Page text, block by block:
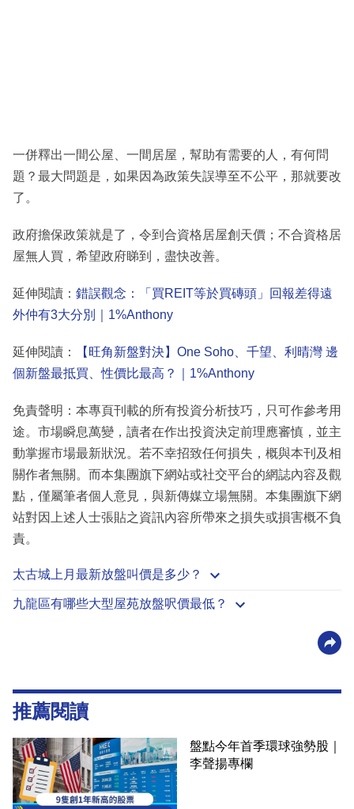
一併釋出一間公屋、一間居屋，幫助有需要的人，有何問
題？最大問題是，如果因為政策失誤導至不公平，那就要改
了。
政府擔保政策就是了，令到合資格居屋創天價；不合資格居
屋無人買，希望政府睇到，盡快改善。
延伸閱讀： 錯誤觀念：「買REIT等於買磚頭」回報差得遠
外仲有3大分別｜1%Anthony
延伸閱讀：
【旺角新盤對決】One Soho、千望、利晴灣 邊
個新盤最抵買、性價比最高？｜1%Anthony
免責聲明：本專頁刊載的所有投資分析技巧，只可作參考用
途。市場瞬息萬變，讀者在作出投資決定前理應審慎，並主
動掌握市場最新狀況。若不幸招致任何損失，概與本刊及相
關作者無關。而本集團旗下網站或社交平台的網誌內容及觀
點，僅屬筆者個人意見，與新傳媒立場無關。本集團旗下網
站對因上述人士張貼之資訊內容所帶來之損失或損害概不負
責。
太古城上月最新放盤叫價是多少？
九龍區有哪些大型屋苑放盤呎價最低？
推薦閱讀
盤點今年首季環球強勢股｜
李聲揚專欄